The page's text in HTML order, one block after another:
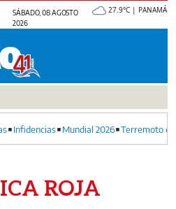
SÁBADO, 08 AGOSTO
2026
27.9°C | PANAMÁ
Infidencias Mundial 2026 Terremoto
ROJA